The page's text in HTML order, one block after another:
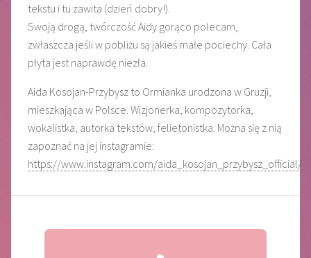
tekstu i tu zawita (dzień dobry!).
Swoją drogą, twórczość Aidy gorąco polecam,
zwłaszcza jeśli w pobliżu są jakieś małe pociechy. Cała
płyta jest naprawdę niezła.
Aida Kosojan-Przybysz to Ormianka urodzona w Gruzji,
mieszkająca w Polsce. Wizjonerka, kompozytorka,
wokalistka, autorka tekstów, felietonistka. Można się z nią
zapoznać na jej instagramie:
https://www.instagram.com/aida_kosojan_przybysz_official/